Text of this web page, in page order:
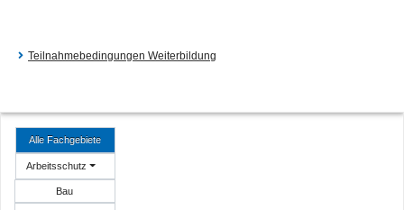
Teilnahmebedingungen Weiterbildung
Alle Fachgebiete
Arbeitsschutz
Bau